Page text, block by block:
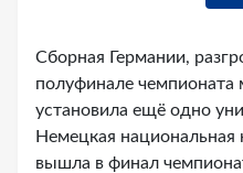
Сборная Германии,
полуфинале
установила ещё одно
Немецкая национальная
вышла в финал